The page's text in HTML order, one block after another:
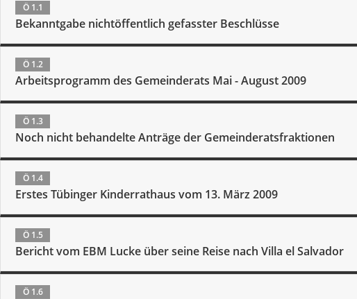
Ö 1.1
Bekanntgabe nichtöffentlich gefasster Beschlüsse
Ö 1.2
Arbeitsprogramm des Gemeinderats Mai - August 2009
Ö 1.3
Noch nicht behandelte Anträge der Gemeinderatsfraktionen
Ö 1.4
Erstes Tübinger Kinderrathaus vom 13. März 2009
Ö 1.5
Bericht vom EBM Lucke über seine Reise nach Villa el Salvador
Ö 1.6